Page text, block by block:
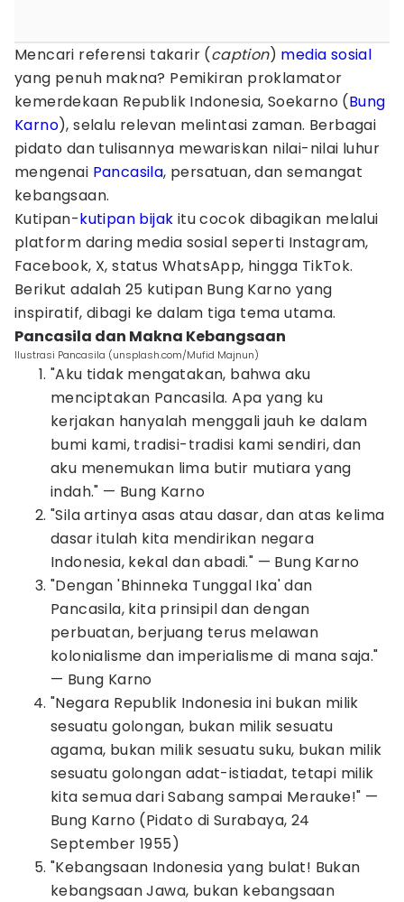
Mencari referensi takarir (caption) media sosial
yang penuh makna? Pemikiran proklamator
kemerdekaan Republik Indonesia, Soekarno (Bung
Karno), selalu relevan melintasi zaman. Berbagai
pidato dan tulisannya mewariskan nilai-nilai luhur
mengenai Pancasila, persatuan, dan semangat
kebangsaan.
Kutipan-kutipan bijak itu cocok dibagikan melalui
platform daring media sosial seperti Instagram,
Facebook, X, status WhatsApp, hingga TikTok.
Berikut adalah 25 kutipan Bung Karno yang
inspiratif, dibagi ke dalam tiga tema utama.
Pancasila dan Makna Kebangsaan
Ilustrasi Pancasila (unsplash.com/Mufid Majnun)
"Aku tidak mengatakan, bahwa aku
menciptakan Pancasila. Apa yang ku
kerjakan hanyalah menggali jauh ke dalam
bumi kami, tradisi-tradisi kami sendiri, dan
aku menemukan lima butir mutiara yang
indah." — Bung Karno
"Sila artinya asas atau dasar, dan atas kelima
dasar itulah kita mendirikan negara
Indonesia, kekal dan abadi." — Bung Karno
"Dengan 'Bhinneka Tunggal Ika' dan
Pancasila, kita prinsipil dan dengan
perbuatan, berjuang terus melawan
kolonialisme dan imperialisme di mana saja."
— Bung Karno
"Negara Republik Indonesia ini bukan milik
sesuatu golongan, bukan milik sesuatu
agama, bukan milik sesuatu suku, bukan milik
sesuatu golongan adat-istiadat, tetapi milik
kita semua dari Sabang sampai Merauke!" —
Bung Karno (Pidato di Surabaya, 24
September 1955)
"Kebangsaan Indonesia yang bulat! Bukan
kebangsaan Jawa, bukan kebangsaan